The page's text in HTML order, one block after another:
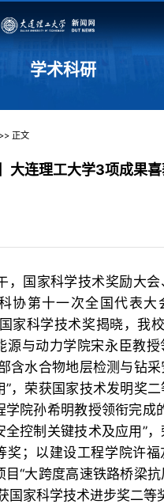
学术科研
正文
大连理工大学3项成果
，国家科学技术奖励大会
协第十一次全国代表大
家科学技术奖揭晓，我
源与动力学院宋永臣教授
含水合物地层检测与钻
”，荣获国家技术发明奖二
学院孙希明教授领衔完成
全控制关键技术及应用”
奖；以建设工程学院许福
目“大跨度高速铁路桥梁
国家科学技术进步奖二等